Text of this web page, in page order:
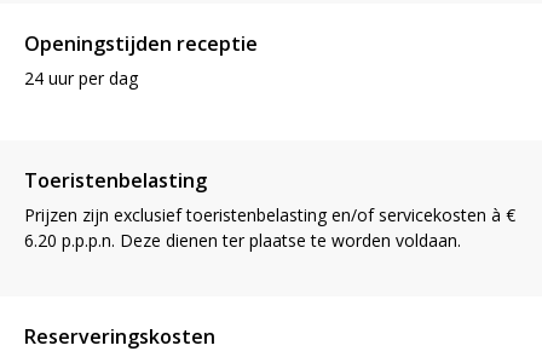
Openingstijden receptie
24 uur per dag
Toeristenbelasting
Prijzen zijn exclusief toeristenbelasting en/of servicekosten à €
6.20 p.p.p.n. Deze dienen ter plaatse te worden voldaan.
Reserveringskosten